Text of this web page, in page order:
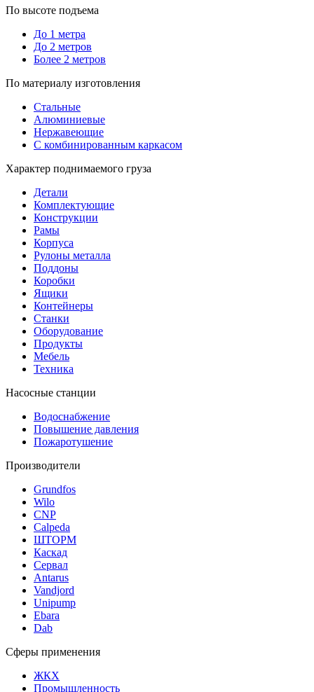
По высоте подъема
До 1 метра
До 2 метров
Более 2 метров
По материалу изготовления
Стальные
Алюминиевые
Нержавеющие
С комбинированным каркасом
Характер поднимаемого груза
Детали
Комплектующие
Конструкции
Рамы
Корпуса
Рулоны металла
Поддоны
Коробки
Ящики
Контейнеры
Станки
Оборудование
Продукты
Мебель
Техника
Насосные станции
Водоснабжение
Повышение давления
Пожаротушение
Производители
Grundfos
Wilo
CNP
Calpeda
ШТОРМ
Каскад
Сервал
Antarus
Vandjord
Unipump
Ebara
Dab
Сферы применения
ЖКХ
Промышленность